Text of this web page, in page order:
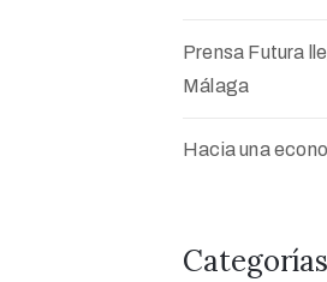
Prensa Futura
Málaga
Hacia una
Categorías